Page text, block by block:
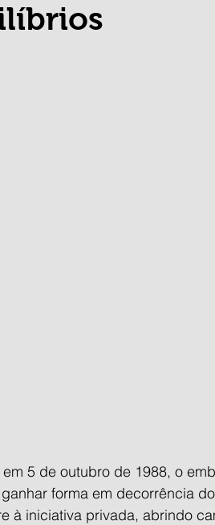
5 de outubro de 1988, o
forma em decorrência
à iniciativa privada, abrindo